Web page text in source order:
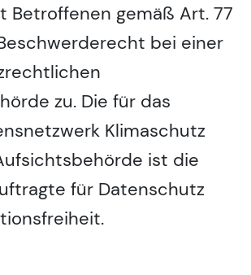
Betroffenen gemäß Art. 77
bei einer
zu. Die für das
Klimaschutz
ist die
für Datenschutz